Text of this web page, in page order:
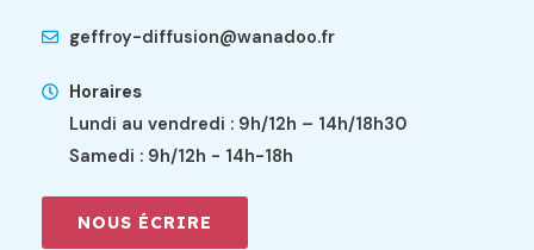
geffroy-diffusion@wanadoo.fr
Horaires
Lundi au vendredi : 9h/12h – 14h/18h30
Samedi : 9h/12h - 14h-18h
NOUS ÉCRIRE